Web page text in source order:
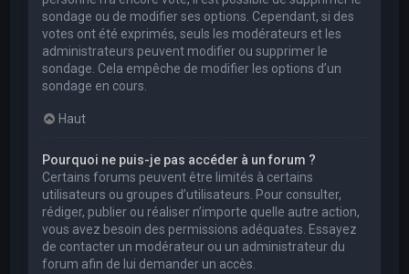
sondage ou de modifier ses options. Cependant, si des
votes ont été exprimés, seuls les modérateurs et les
administrateurs peuvent modifier ou supprimer le
sondage. Cela empêche de modifier les options d’un
sondage en cours.
Haut
Pourquoi ne puis-je pas accéder à un forum ?
Certains forums peuvent être limités à certains
utilisateurs ou groupes d’utilisateurs. Pour consulter,
rédiger, publier ou réaliser n’importe quelle autre action,
vous avez besoin des permissions adéquates. Essayez
de contacter un modérateur ou un administrateur du
forum afin de lui demander un accès.